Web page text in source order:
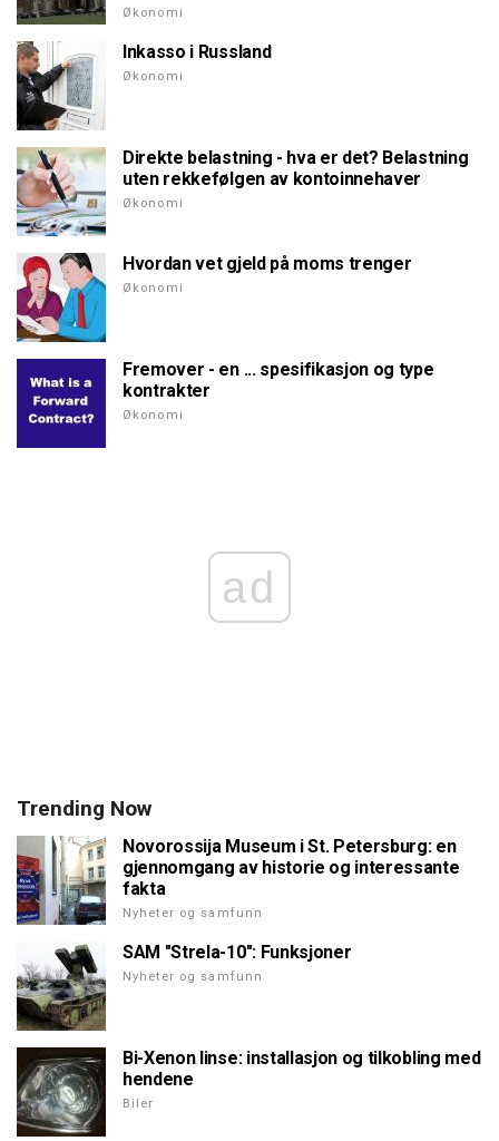
Økonomi
Inkasso i Russland
Økonomi
Direkte belastning - hva er det? Belastning
uten rekkefølgen av kontoinnehaver
Økonomi
Hvordan vet gjeld på moms trenger
Økonomi
Fremover - en ... spesifikasjon og type
kontrakter
Økonomi
ad
Trending Now
Novorossija Museum i St. Petersburg: en
gjennomgang av historie og interessante
fakta
Nyheter og samfunn
SAM "Strela-10": Funksjoner
Nyheter og samfunn
Bi-Xenon linse: installasjon og tilkobling med
hendene
Biler